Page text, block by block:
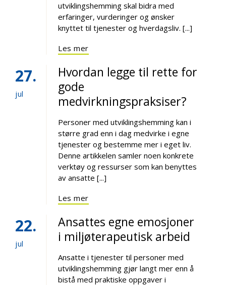
utviklingshemming skal bidra med
erfaringer, vurderinger og ønsker
knyttet til tjenester og hverdagsliv. [...]
Les mer
27
jul
Hvordan legge til rette for
gode
medvirkningspraksiser?
Personer med utviklingshemming kan i
større grad enn i dag medvirke i egne
tjenester og bestemme mer i eget liv.
Denne artikkelen samler noen konkrete
verktøy og ressurser som kan benyttes
av ansatte [...]
Les mer
22
jul
Ansattes egne emosjoner
i miljøterapeutisk arbeid
Ansatte i tjenester til personer med
utviklingshemming gjør langt mer enn å
bistå med praktiske oppgaver i